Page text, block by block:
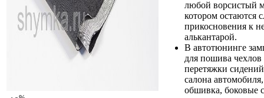
любой ворсистый
котором остаются
прикосновения к
алькантарой.
В автотюнинге
для пошива чехлов
перетяжки
салона
обшивка, боковые